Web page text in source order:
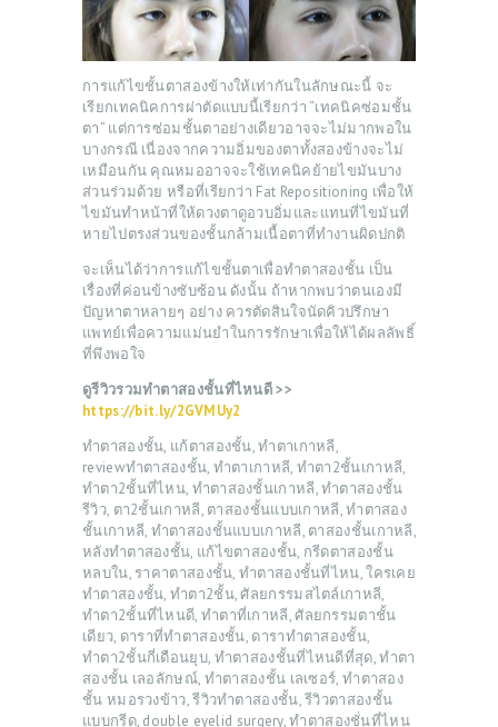
BEAUTY TIPS
PATIENT REVIEWS
PRE & POST CAUTIONS
CONSULT & RESERVATION
การแก้ไขชั้นตาสองข้างให้เท่ากันในลักษณะนี้ จะ
เรียกเทคนิคการผ่าตัดแบบนี้เรียกว่า “เทคนิคซ่อมชั้น
ตา” แต่การซ่อมชั้นตาอย่างเดียวอาจจะไม่มากพอใน
บางกรณี เนื่องจากความอิ่มของตาทั้งสองข้างจะไม่
เหมือนกัน คุณหมออาจจะใช้เทคนิคย้ายไขมันบาง
ส่วนร่วมด้วย หรือที่เรียกว่า Fat Repositioning เพื่อให้
ไขมันทำหน้าที่ให้ดวงตาดูอวบอิ่มและแทนที่ไขมันที่
หายไปตรงส่วนของชั้นกล้ามเนื้อตาที่ทำงานผิดปกติ
จะเห็นได้ว่าการแก้ไขชั้นตาเพื่อทำตาสองชั้น เป็น
เรื่องที่ค่อนข้างซับซ้อน ดังนั้น ถ้าหากพบว่าตนเองมี
ปัญหาตาหลายๆ อย่าง ควรตัดสินใจนัดคิวปรึกษา
แพทย์เพื่อความแม่นยำในการรักษาเพื่อให้ได้ผลลัพธิ์
ที่พึงพอใจ
ดูรีวิวรวมทำตาสองชั้นที่ไหนดี >>
https://bit.ly/2GVMUy2
ทำตาสองชั้น, แก้ตาสองชั้น, ทำตาเกาหลี,
reviewทำตาสองชั้น, ทำตาเกาหลี, ทำตา2ชั้นเกาหลี,
ทำตา2ชั้นที่ไหน, ทำตาสองชั้นเกาหลี, ทำตาสองชั้น
รีวิว, ตา2ชั้นเกาหลี, ตาสองชั้นแบบเกาหลี, ทำตาสอง
ชั้นเกาหลี, ทำตาสองชั้นแบบเกาหลี, ตาสองชั้นเกาหลี,
หลังทำตาสองชั้น, แก้ไขตาสองชั้น, กรีดตาสองชั้น
หลบใน, ราคาตาสองชั้น, ทำตาสองชั้นที่ไหน, ใครเคย
ทำตาสองชั้น, ทำตา2ชั้น, ศัลยกรรมสไตล์เกาหลี,
ทำตา2ชั้นที่ไหนดี, ทำตาที่เกาหลี, ศัลยกรรมตาชั้น
เดียว, ดาราที่ทำตาสองชั้น, ดาราทำตาสองชั้น,
ทำตา2ชั้นกี่เดือนยุบ, ทําตาสองชั้นที่ไหนดีที่สุด, ทําตา
สองชั้น เลอลักษณ์, ทําตาสองชั้น เลเซอร์, ทําตาสอง
ชั้น หมอรวงข้าว, รีวิวทำตาสองชั้น, รีวิวตาสองชั้น
แบบกรีด, double eyelid surgery, ทำตาสองชั่นที่ไหน